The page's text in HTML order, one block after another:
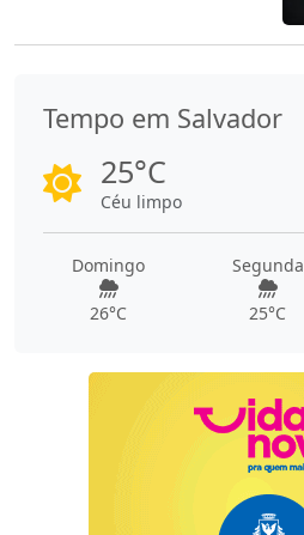
Tempo em Salvador
25°C
Céu limpo
Domingo
26°C
Segunda
25°C